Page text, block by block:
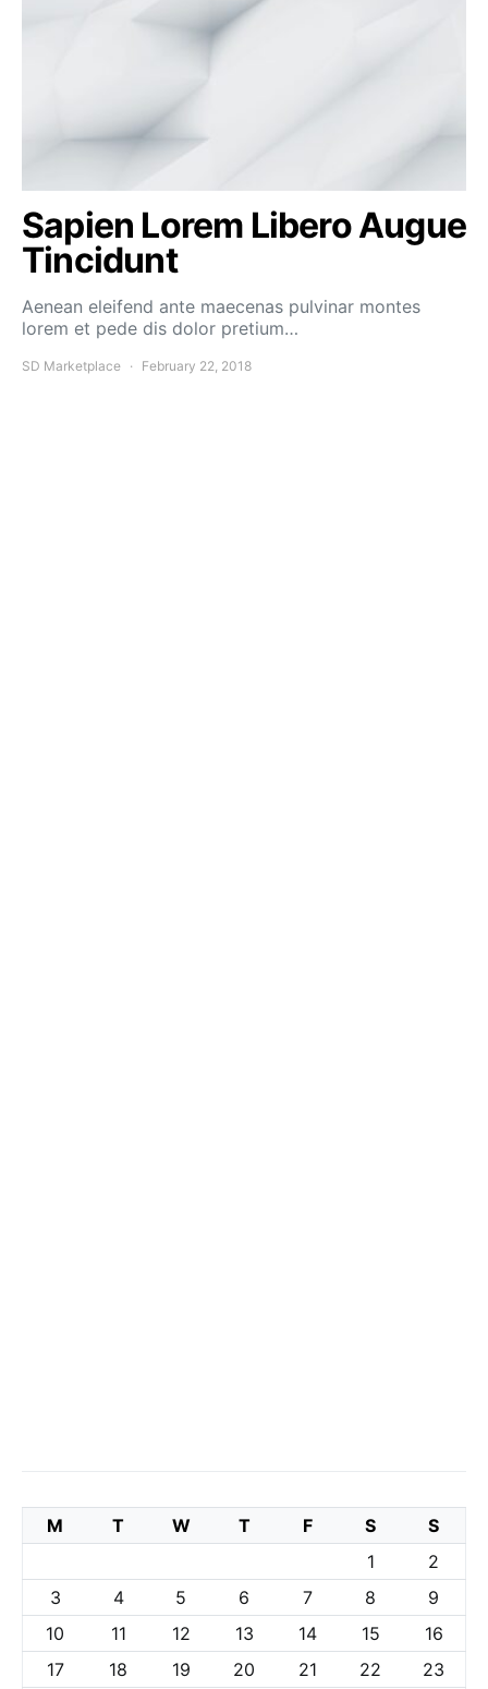
Sapien Lorem Libero Augue
Tincidunt
Aenean eleifend ante maecenas pulvinar montes
lorem et pede dis dolor pretium…
SD Marketplace February 22, 2018
M T W T F S
S
1
2
3
4 5 6 7 8
9
10
11 12 13 14 15
16
17
18 19 20 21 22
23